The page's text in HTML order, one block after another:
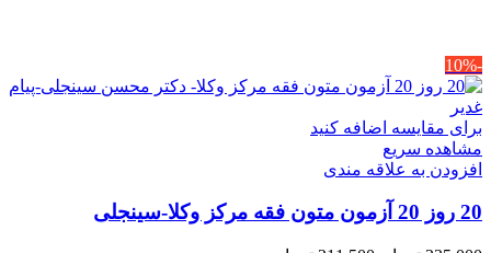
-10%
برای مقایسه اضافه کنید
مشاهده سریع
افزودن به علاقه مندی
20 روز 20 آزمون متون فقه مرکز وکلا-سینجلی